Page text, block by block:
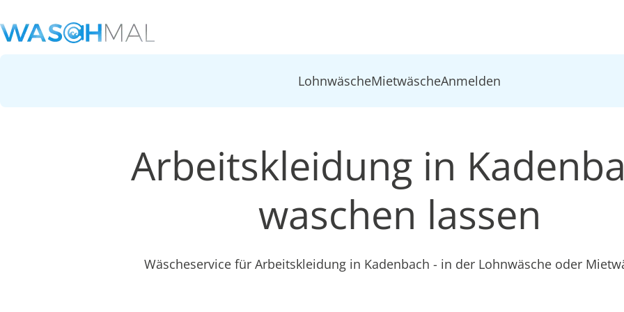
LohnwäscheMietwäscheAnmelden
Arbeitskleidung in
waschen lassen
Wäscheservice für Arbeitskleidung in Kadenbach - in der Lohnwäsche oder